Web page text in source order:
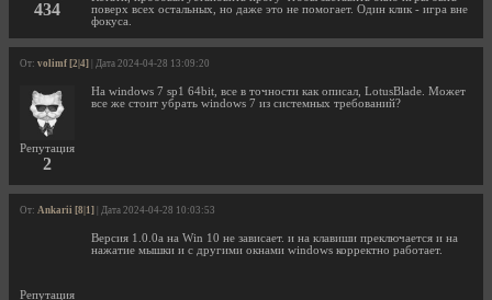
434
поверх всех остальных, но даже это не помогает. Один клик - игра вне
фокуса.
От: volimf [2|4] | Дата 2024-04-28 13:09:20
Репутация
2
На windows 7 sp1 64bit, все в точности как описал, LotusBlade. Может
все же стоит убрать windows 7 из системных требований?
От: Ankarii [8|1] | Дата 2024-04-28 10:03:53
Репутация
Версия 1.0.0a на Win 10 не зависает. и на клавиши преключается и на
нажатие мышки и с другими окнами windows корректно работает.